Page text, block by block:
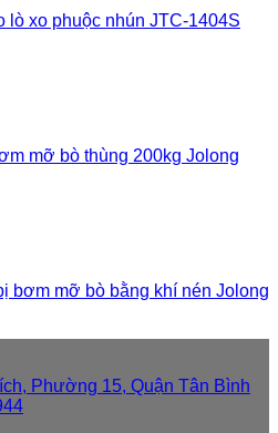
lò xo phuộc nhún JTC-1404S
mỡ bò thùng 200kg Jolong
bơm mỡ bò bằng khí nén Jolong
Phường 15, Quận Tân Bình